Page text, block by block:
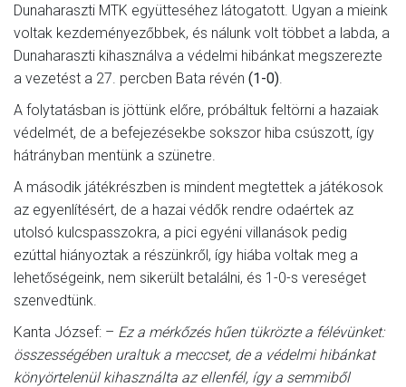
Dunaharaszti MTK együtteséhez látogatott. Ugyan a mieink
voltak kezdeményezőbbek, és nálunk volt többet a labda, a
Dunaharaszti kihasználva a védelmi hibánkat megszerezte
a vezetést a 27. percben Bata révén (1-0).
A folytatásban is jöttünk előre, próbáltuk feltörni a hazaiak
védelmét, de a befejezésekbe sokszor hiba csúszott, így
hátrányban mentünk a szünetre.
A második játékrészben is mindent megtettek a játékosok
az egyenlítésért, de a hazai védők rendre odaértek az
utolsó kulcspasszokra, a pici egyéni villanások pedig
ezúttal hiányoztak a részünkről, így hiába voltak meg a
lehetőségeink, nem sikerült betalálni, és 1-0-s vereséget
szenvedtünk.
Kanta József: – Ez a mérkőzés hűen tükrözte a félévünket:
összességében uraltuk a meccset, de a védelmi hibánkat
könyörtelenül kihasználta az ellenfél, így a semmiből